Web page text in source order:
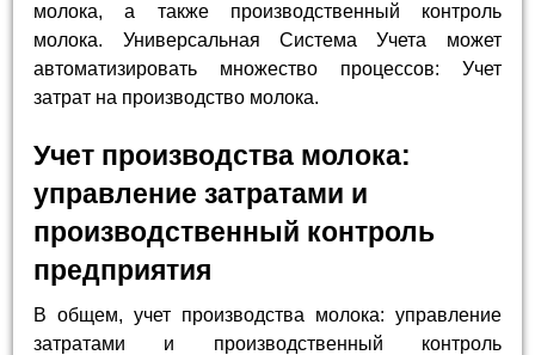
молока, а также производственный контроль
молока. Универсальная Система Учета может
автоматизировать множество процессов: Учет
затрат на производство молока.
Учет производства молока:
управление затратами и
производственный контроль
предприятия
В общем, учет производства молока: управление
затратами и производственный контроль